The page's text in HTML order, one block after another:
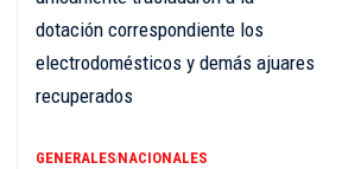
GENERALESNACIONALES